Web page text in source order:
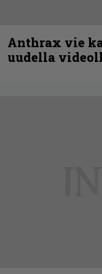
Anthrax vie
uudella